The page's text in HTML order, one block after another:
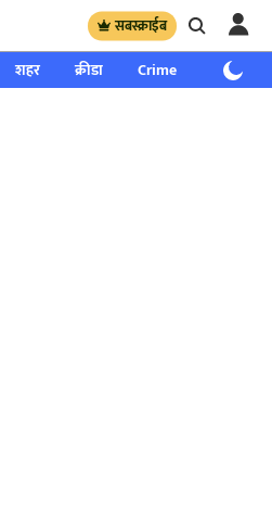
सबस्क्राईब
शहर क्रीडा Crime साप्ताहिक